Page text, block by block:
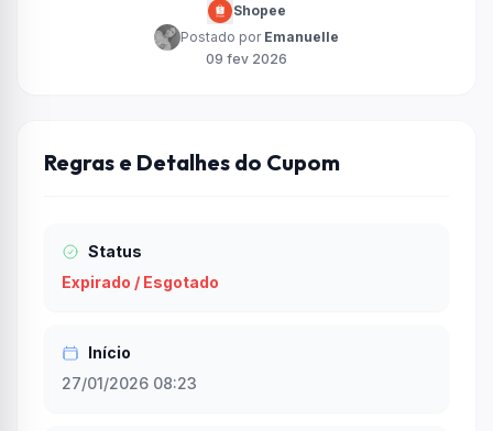
Shopee
Postado por Emanuelle
09 fev 2026
Regras e Detalhes do Cupom
Status
Expirado / Esgotado
Início
27/01/2026 08:23